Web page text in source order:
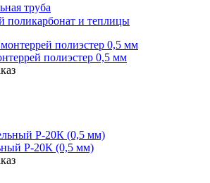
труба
поликарбонат и теплицы
полиэстер 0,5 мм
Р-20К (0,5 мм)